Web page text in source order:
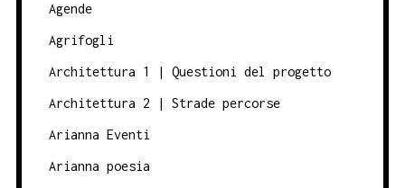
Agende
Agrifogli
Architettura 1 | Questioni del progetto
Architettura 2 | Strade percorse
Arianna Eventi
Arianna poesia